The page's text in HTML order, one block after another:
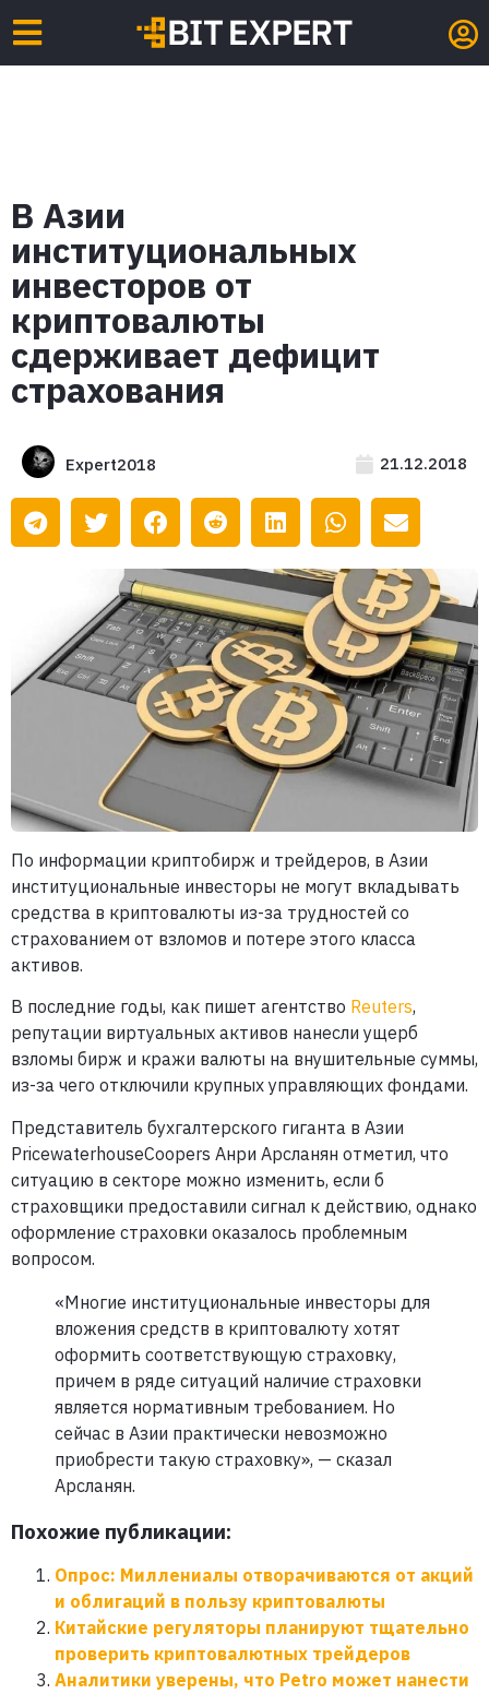
В Азии
институциональных
инвесторов от
криптовалюты
сдерживает дефицит
страхования
Expert2018 21.12.2018
По информации криптобирж и трейдеров, в Азии
институциональные инвесторы не могут вкладывать
средства в криптовалюты из-за трудностей со
страхованием от взломов и потере этого класса
активов.
В последние годы, как пишет агентство Reuters,
репутации виртуальных активов нанесли ущерб
взломы бирж и кражи валюты на внушительные суммы,
из-за чего отключили крупных управляющих фондами.
Представитель бухгалтерского гиганта в Азии
PricewaterhouseCoopers Анри Арсланян отметил, что
ситуацию в секторе можно изменить, если б
страховщики предоставили сигнал к действию, однако
оформление страховки оказалось проблемным
вопросом.
«Многие институциональные инвесторы для
вложения средств в криптовалюту хотят
оформить соответствующую страховку,
причем в ряде ситуаций наличие страховки
является нормативным требованием. Но
сейчас в Азии практически невозможно
приобрести такую страховку», — сказал
Арсланян.
Похожие публикации:
Опрос: Миллениалы отворачиваются от акций
и облигаций в пользу криптовалюты
Китайские регуляторы планируют тщательно
проверить криптовалютных трейдеров
Аналитики уверены, что Petro может нанести